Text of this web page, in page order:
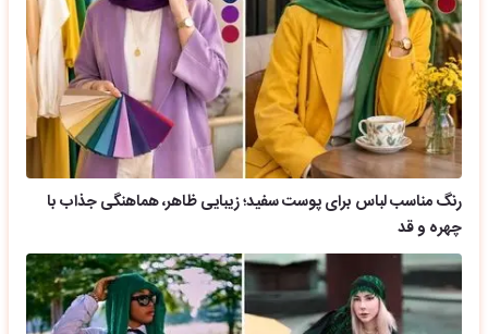
رنگ مناسب لباس برای پوست سفید؛ زیبایی ظاهر، هماهنگی جذاب با
چهره و قد